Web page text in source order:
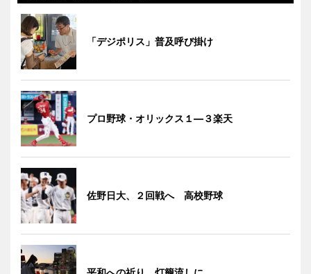
「デジポリス」普及呼び掛け
プロ野球・オリックス１―３楽天
佐野日大、２回戦へ 高校野球